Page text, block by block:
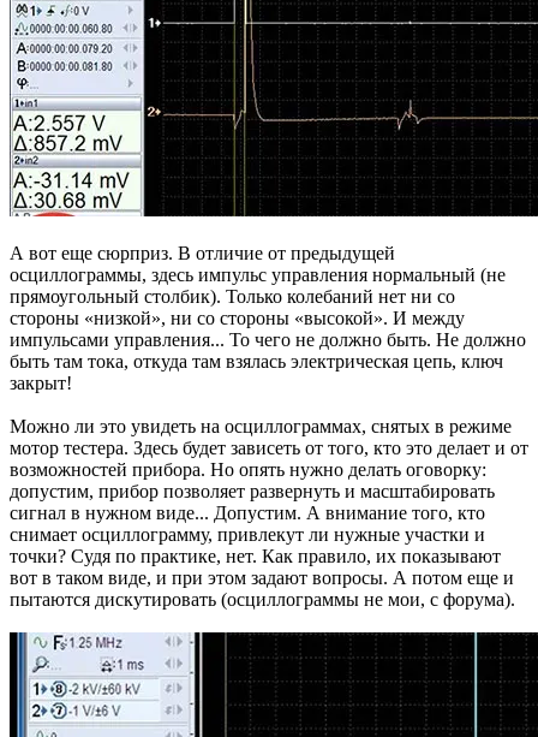
А вот еще сюрприз. В отличие от предыдущей
осциллограммы, здесь импульс управления нормальный (не
прямоугольный столбик). Только колебаний нет ни со
стороны «низкой», ни со стороны «высокой». И между
импульсами управления... То чего не должно быть. Не должно
быть там тока, откуда там взялась электрическая цепь, ключ
закрыт!
Можно ли это увидеть на осциллограммах, снятых в режиме
мотор тестера. Здесь будет зависеть от того, кто это делает и от
возможностей прибора. Но опять нужно делать оговорку:
допустим, прибор позволяет развернуть и масштабировать
сигнал в нужном виде... Допустим. А внимание того, кто
снимает осциллограмму, привлекут ли нужные участки и
точки? Судя по практике, нет. Как правило, их показывают
вот в таком виде, и при этом задают вопросы. А потом еще и
пытаются дискутировать (осциллограммы не мои, с форума).